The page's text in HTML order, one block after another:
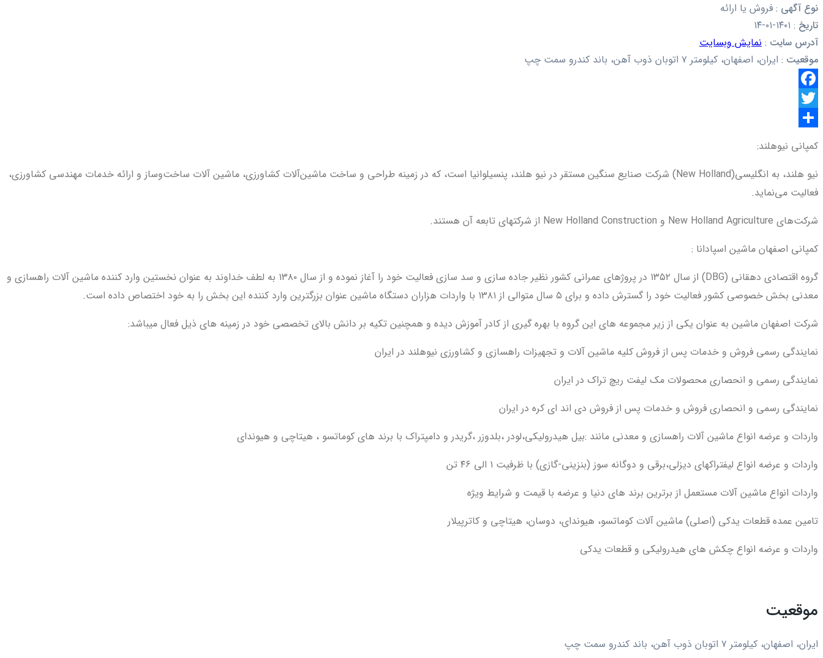
نوع آگهی : فروش یا ارائه
تاریخ :
آدرس سایت : نمایش وبسایت
موقعیت : ایران، اصفهان، کیلومتر ۷ اتوبان ذوب آهن، باند کندرو سمت چپ
Facebook
Twitter
گذاری
کمپانی نیوهلند:
نیو هلند، به انگلیسی(New Holland) شرکت صنایع سنگین مستقر در نیو هلند، پنسیلوانیا است، که در زمینه طراحی و ساخت ماشین‌آلات کشاورزی، ماشین آلات ساخت‌وساز و ارائه خدمات مهندسی کشاورزی،
فعالیت می‌نماید.
شرکت‌های New Holland Agriculture و New Holland Construction از شرکتهای تابعه آن هستند.
کمپانی اصفهان ماشین اسپادانا :
گروه اقتصادی دهقانی (DBG) از سال ۱۳۵۲ در پروژهای عمرانی کشور نظیر جاده سازی و سد سازی فعالیت خود را آغاز نموده و از سال ۱۳۸۰ به لطف خداوند به عنوان نخستین وارد کننده ماشین آلات راهسازی و
معدنی بخش خصوصی کشور فعالیت خود را گسترش داده و برای ۵ سال متوالی از ۱۳۸۱ با واردات هزاران دستگاه ماشین عنوان بزرگترین وارد کننده این بخش را به خود اختصاص داده است.
شرکت اصفهان ماشین به عنوان یکی از زیر مجموعه های این گروه با بهره گیری از کادر آموزش دیده و همچنین تکیه بر دانش بالای تخصصی خود در زمینه های ذیل فعال میباشد:
نمایندگی رسمی فروش و خدمات پس از فروش کلیه ماشین آلات و تجهیزات راهسازی و کشاورزی نیوهلند در ایران
نمایندگی رسمی و انحصاری محصولات مک لیفت ریچ تراک در ایران
نمایندگی رسمی و انحصاری فروش و خدمات پس از فروش دی اند ای کره در ایران
واردات و عرضه انواع ماشین آلات راهسازی و معدنی مانند :بیل هیدرولیکی،لودر ،بلدوزر ،گریدر و دامپتراک با برند های کوماتسو ، هیتاچی و هیوندای
واردات و عرضه انواع لیفتراکهای دیزلی،برقی و دوگانه سوز (بنزینی-گازی) با ظرفیت ۱ الی ۴۶ تن
واردات انواع ماشین آلات مستعمل از برترین برند های دنیا و عرضه با قیمت و شرایط ویژه
تامین عمده قطعات یدکی (اصلی) ماشین آلات کوماتسو، هیوندای، دوسان، هیتاچی و کاترپیلار
واردات و عرضه انواع چکش های هیدرولیکی و قطعات یدکی
موقعیت
ایران، اصفهان، کیلومتر ۷ اتوبان ذوب آهن، باند کندرو سمت چپ